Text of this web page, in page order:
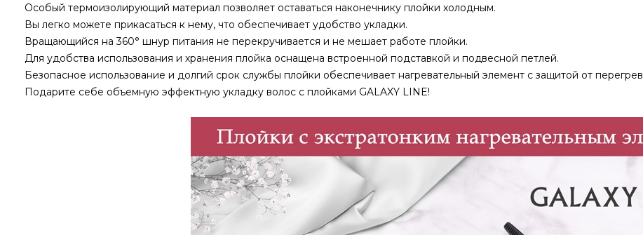
Особый термоизолирующий материал позволяет оставаться наконечнику плойки холодным.
Вы легко можете прикасаться к нему, что обеспечивает удобство укладки.
Вращающийся на 360° шнур питания не перекручивается и не мешает работе плойки.
Для удобства использования и хранения плойка оснащена встроенной подставкой и подвесной петлей.
Безопасное использование и долгий срок службы плойки обеспечивает нагревательный элемент с защитой от
Подарите себе объемную эффектную укладку волос с плойками GALAXY LINE!